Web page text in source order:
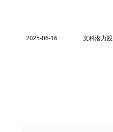
2025-06-16 文科潜力股